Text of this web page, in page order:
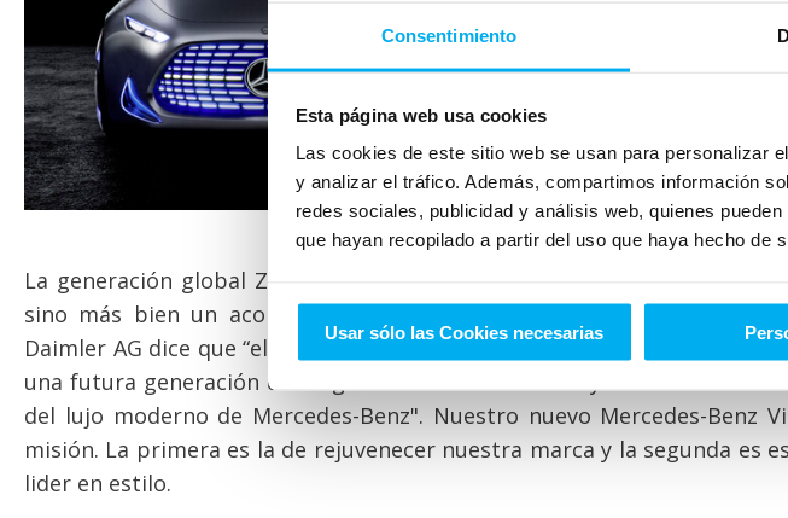
Consentimiento
Esta página web usa cookies
Las cookies de este sitio web se usan para personalizar
y analizar el tráfico. Además, compartimos información
redes sociales, publicidad y análisis web, quienes
que hayan recopilado a partir del uso que haya hecho de
Usar sólo las Cookies necesarias
Futurista es una de
Tokyo 2015, le viene
concebido para los
una generación que
conoció al mundo sin
La generación global Z otorga un valor diferente al automóvil. “Ya no
sino más bien un acompañante digital y móvil". Según Gorden
Daimler AG dice que “el Mercedes-Benz Vision Tokyo, encarna el
una futura generación de megaurbes. El diseño claro y sensual del
del lujo moderno de Mercedes-Benz". Nuestro nuevo Mercedes-Benz
misión. La primera es la de rejuvenecer nuestra marca y la segunda es
lider en estilo.